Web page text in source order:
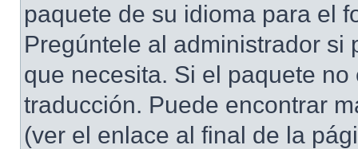
paquete de su idioma para el
Pregúntele al administrador si
que necesita. Si el paquete
traducción. Puede encontrar
(ver el enlace al final de la